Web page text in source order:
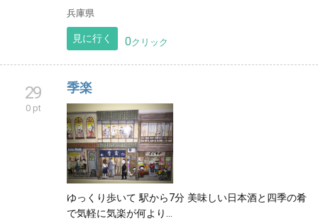
兵庫県
見に行く 0クリック
29
0 pt
季楽
ゆっくり歩いて 駅から7分 美味しい日本酒と四季の肴
で気軽に気楽が何より…